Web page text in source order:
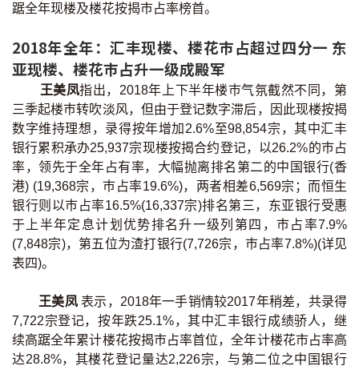
印花税计算
免费物业估价
下载中心
按揭全面睇
新闻/研究
公司动态
按市新闻
统计数据库
踞全年现楼及楼花按揭巿占率榜首。
2018年全年：汇丰现楼、楼花巿占超过四分一 东
亚现楼、楼花巿占升一级成殿军
王美凤指出，2018年上下半年楼巿气氛截然不同，第
三季起楼巿转吹淡风，但由于登记数字滞后，因此现楼按揭
数字维持理想，录得按年增加2.6%至98,854宗，其中汇丰
银行累积承办25,937宗现楼按揭合约登记，以26.2%的巿占
率，领先于全年占有率，大幅抛离排名第二的中国银行(香
港) (19,368宗，巿占率19.6%)，两者相差6,569宗；而恒生
银行则以巿占率16.5%(16,337宗)排名第三，东亚银行受惠
于上半年定息计划优势排名升一级列第四，巿占率7.9%
(7,848宗)，第五位为渣打银行(7,726宗，巿占率7.8%)(详见
表四)。
王美凤表示，2018年一手销情较2017年稍差，共录得
7,722宗登记，按年跌25.1%，其中汇丰银行成绩骄人，继
续高踞全年累计楼花按揭巿占率首位，全年计楼花市占率高
达28.8%，其楼花登记量达2,226宗，与第二位之中国银行